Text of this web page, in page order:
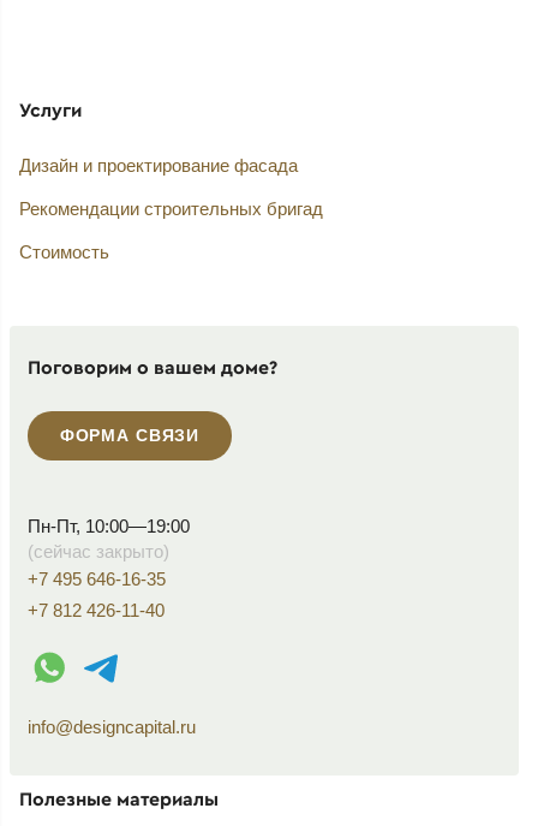
Услуги
Дизайн и проектирование фасада
Рекомендации строительных бригад
Стоимость
Поговорим о вашем доме?
ФОРМА СВЯЗИ
Пн-Пт, 10:00—19:00
(сейчас закрыто)
+7 495 646-16-35
+7 812 426-11-40
WhatsApp контакт
Telegram контакт
info@designcapital.ru
Полезные материалы